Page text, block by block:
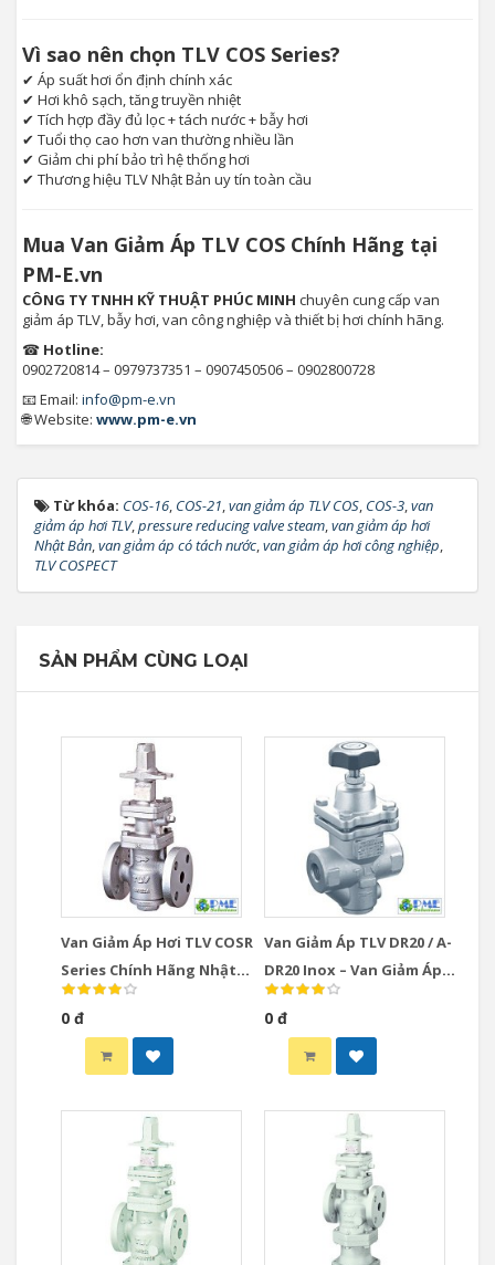
Vì sao nên chọn TLV COS Series?
✔ Áp suất hơi ổn định chính xác
✔ Hơi khô sạch, tăng truyền nhiệt
✔ Tích hợp đầy đủ lọc + tách nước + bẫy hơi
✔ Tuổi thọ cao hơn van thường nhiều lần
✔ Giảm chi phí bảo trì hệ thống hơi
✔ Thương hiệu TLV Nhật Bản uy tín toàn cầu
Mua Van Giảm Áp TLV COS Chính Hãng tại
PM-E.vn
CÔNG TY TNHH KỸ THUẬT PHÚC MINH chuyên cung cấp van
giảm áp TLV, bẫy hơi, van công nghiệp và thiết bị hơi chính hãng.
☎ Hotline:
0902720814 – 0979737351 – 0907450506 – 0902800728
📧 Email: info@pm-e.vn
🌐 Website: www.pm-e.vn
Từ khóa: COS-16, COS-21,van giảm áp TLV COS, COS-3,van
giảm áp hơi TLV,pressure reducing valve steam,van giảm áp hơi
Nhật Bản,van giảm áp có tách nước,van giảm áp hơi công nghiệp,
TLV COSPECT
SẢN PHẨM CÙNG LOẠI
Van Giảm Áp Hơi TLV COSR
Series Chính Hãng Nhật
Bản
0 đ
Van Giảm Áp TLV DR20 / A-
DR20 Inox – Van Giảm Áp
Trực Tiếp Nhỏ Gọn Cho
Hơi & Khí Nén
0 đ